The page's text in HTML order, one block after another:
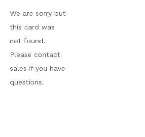
We are sorry but
this card was
not found.
Please contact
sales if you have
questions.